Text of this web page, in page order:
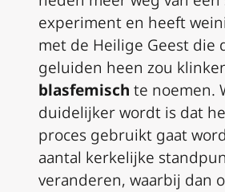
experiment en heeft
met de Heilige Geest die
geluiden heen zou
blasfemisch te noemen.
duidelijker wordt is dat
proces gebruikt gaat
aantal kerkelijke
veranderen, waarbij dan